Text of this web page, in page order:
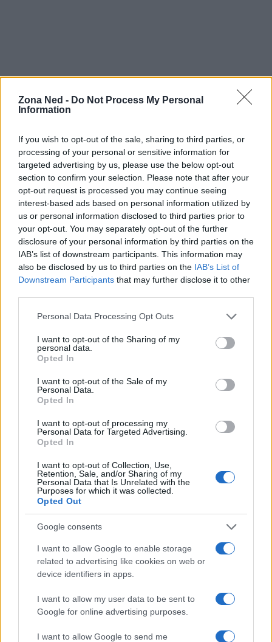
Zona Ned - Do Not Process My Personal
Information
If you wish to opt-out of the sale, sharing to third parties, or
processing of your personal or sensitive information for
targeted advertising by us, please use the below opt-out
section to confirm your selection. Please note that after your
opt-out request is processed you may continue seeing
interest-based ads based on personal information utilized by
us or personal information disclosed to third parties prior to
your opt-out. You may separately opt-out of the further
disclosure of your personal information by third parties on the
IAB’s list of downstream participants. This information may
also be disclosed by us to third parties on the IAB’s List of
Downstream Participants that may further disclose it to other
Please note that this website/app uses one or more Google
not limited to your visit or usage behaviour. You may click to
grant or deny consent to Google and its third-party tags to
use your data for below specified purposes in below Google
consent section.
Personal Data Processing Opt Outs
I want to opt-out of the Sharing of my
personal data.
Opted In
I want to opt-out of the Sale of my
Personal Data.
Opted In
I want to opt-out of processing my
Personal Data for Targeted Advertising.
Opted In
I want to opt-out of Collection, Use,
Retention, Sale, and/or Sharing of my
Personal Data that Is Unrelated with the
Purposes for which it was collected.
Opted Out
Google consents
I want to allow Google to enable storage
related to advertising like cookies on web or
device identifiers in apps.
I want to allow my user data to be sent to
Google for online advertising purposes.
I want to allow Google to send me
Il Marvel Cinematic Universe ha dimostrato di
fenomeno culturale che ha cambiato il modo in cui
raccontiamo storie nel cinema e in televisione. Con
ogni nuova fase, il MCU continua a espandere i
suoi confini narrativi, portando i fan in viaggi
sempre più avvincenti e sorprendenti.
AUTORE
Staff
Continua a leggere